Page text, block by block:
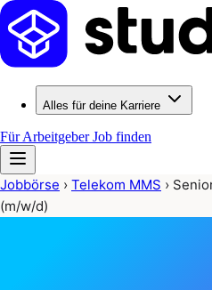
Alles für deine Karriere
Für ArbeitgeberJob finden
Jobbörse › Telekom MMS ›
(m/w/d)